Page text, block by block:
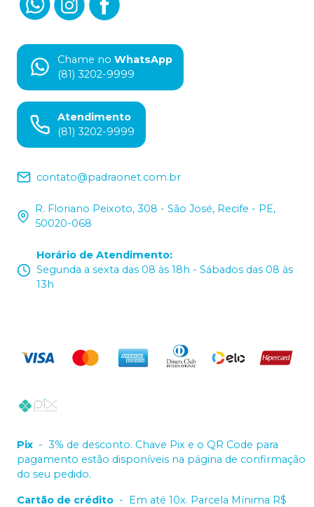
Chame no WhatsApp
(81) 3202-9999
Atendimento
(81) 3202-9999
contato@padraonet.com.br
R. Floriano Peixoto, 308 - São José, Recife - PE,
50020-068
Horário de Atendimento:
Segunda a sexta das 08 às 18h - Sábados das 08 às
13h
Pix - 3% de desconto. Chave Pix e o QR Code para
pagamento estão disponíveis na página de confirmação
do seu pedido.
Cartão de crédito - Em até 10x. Parcela Mínima R$